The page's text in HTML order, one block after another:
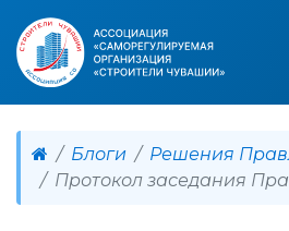
Блоги
Решения
Протокол заседания